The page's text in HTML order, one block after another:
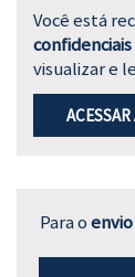
Você está
confidenciais
visualizar e
Para oenvio